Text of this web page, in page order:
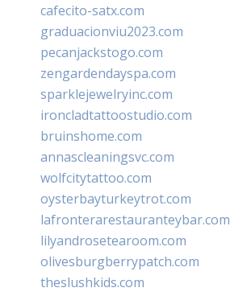
cafecito-satx.com
graduacionviu2023.com
pecanjackstogo.com
zengardendayspa.com
sparklejewelryinc.com
ironcladtattoostudio.com
bruinshome.com
annascleaningsvc.com
wolfcitytattoo.com
oysterbayturkeytrot.com
lafronterarestauranteybar.com
lilyandrosetearoom.com
olivesburgberrypatch.com
theslushkids.com